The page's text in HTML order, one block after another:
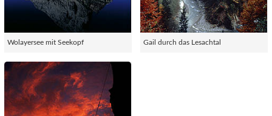
Wolayersee mit Seekopf Gail durch das Lesachtal